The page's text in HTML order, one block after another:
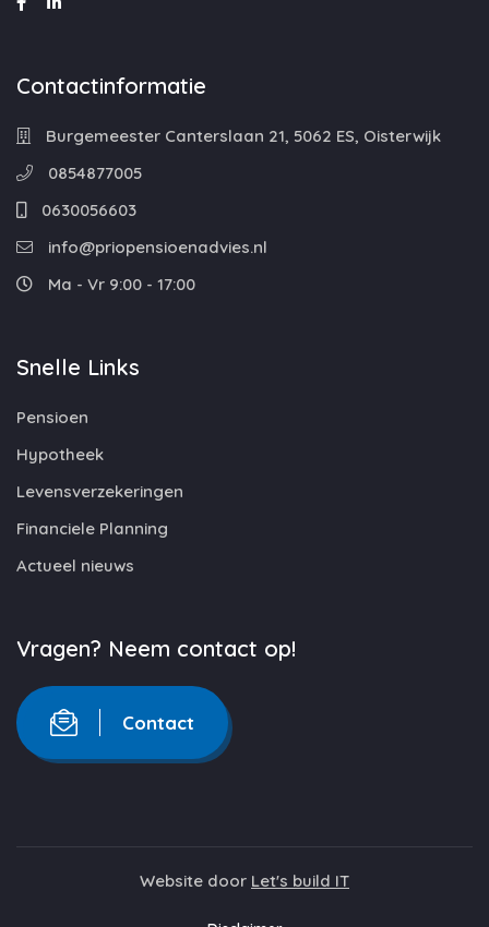
Contactinformatie
Burgemeester Canterslaan 21, 5062 ES, Oisterwijk
0854877005
0630056603
info@priopensioenadvies.nl
Ma - Vr 9:00 - 17:00
Snelle Links
Pensioen
Hypotheek
Levensverzekeringen
Financiele Planning
Actueel nieuws
Vragen? Neem contact op!
Contact
Website door Let's build IT